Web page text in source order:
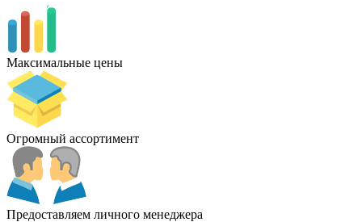
Максимальные цены
Огромный ассортимент
Предоставляем личного менеджера